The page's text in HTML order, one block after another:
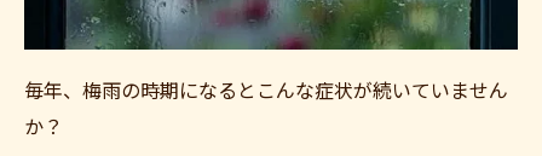
毎年、梅雨の時期になるとこんな症状が続いていません
か？